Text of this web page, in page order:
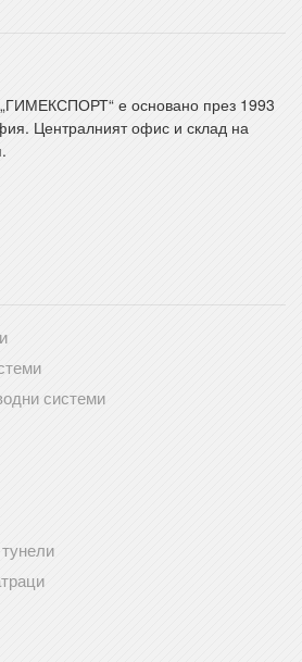
е основано през 1993
Централният офис и склад на
системи